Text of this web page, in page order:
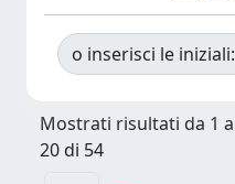
o inserisci le iniziali:
Mostrati risultati da 1 a
20 di 54